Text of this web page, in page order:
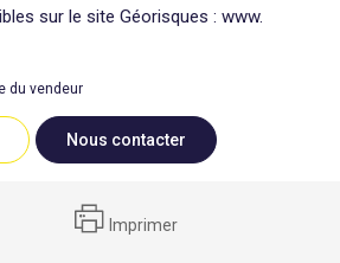
sur le site Géorisques : www.
du vendeur
Nous contacter
Imprimer